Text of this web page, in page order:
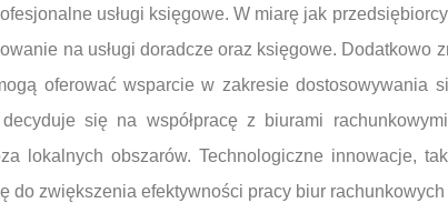
usługi księgowe. W miarę jak
na usługi doradcze oraz księgowe.
oferować wsparcie w zakresie
się na współpracę z biurami
lokalnych obszarów. Technologiczne innowacje,
do zwiększenia efektywności pracy biur